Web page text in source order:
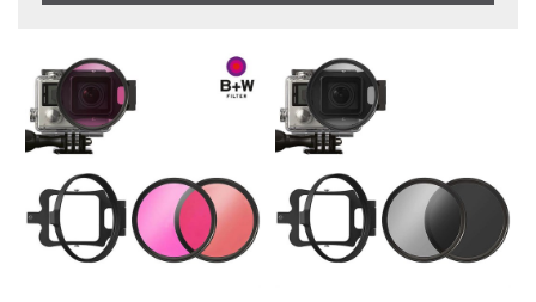
Benämning
Storlek
Fattning
Pris
I lager